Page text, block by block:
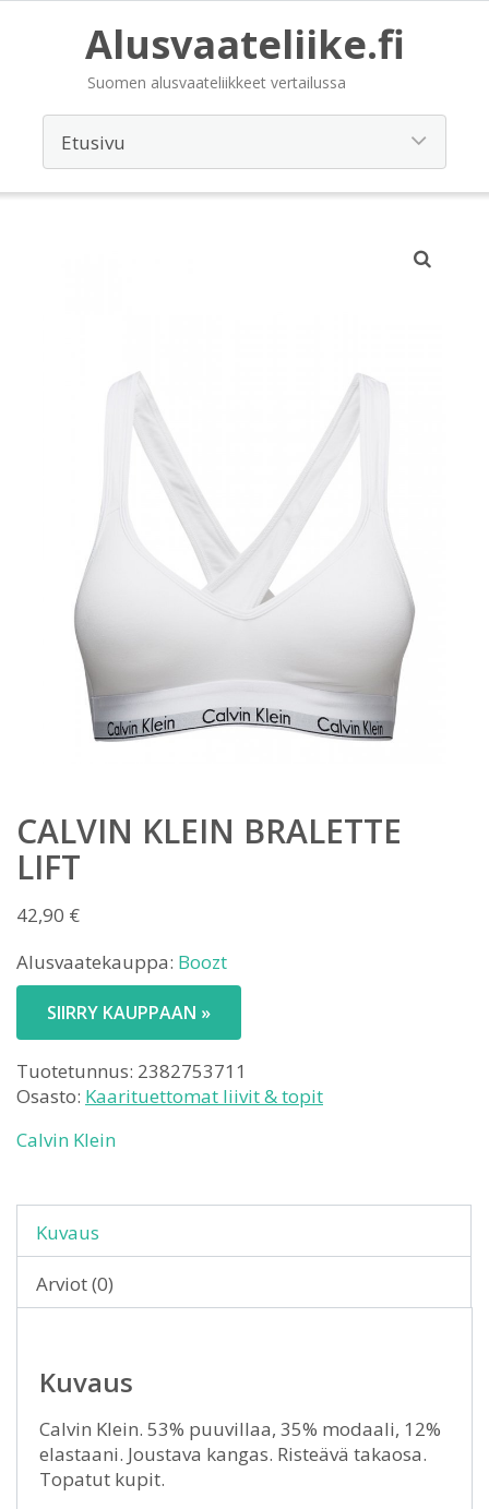
Alusvaateliike.fi
Suomen alusvaateliikkeet vertailussa
CALVIN KLEIN BRALETTE
LIFT
42,90 €
Alusvaatekauppa: Boozt
SIIRRY KAUPPAAN »
Tuotetunnus: 2382753711
Osasto: Kaarituettomat liivit & topit
Calvin Klein
Kuvaus
Arviot (0)
Kuvaus
Calvin Klein. 53% puuvillaa, 35% modaali, 12%
elastaani. Joustava kangas. Risteävä takaosa.
Topatut kupit.